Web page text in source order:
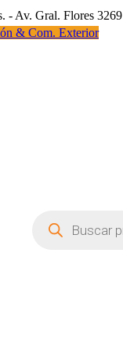
- Av. Gral. Flores 3269
& Com. Exterior
productos